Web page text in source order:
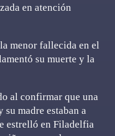
en atención
menor fallecida en el
su muerte y la
al confirmar que una
su madre estaban a
estrelló en Filadelfia